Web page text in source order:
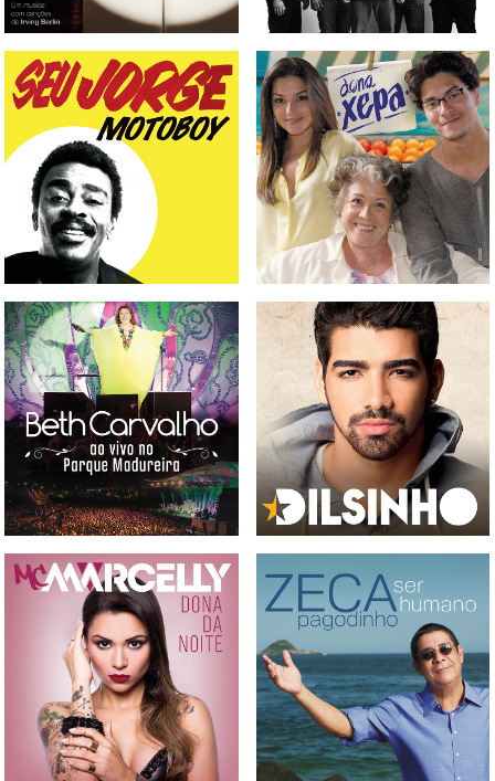
CD PROMO SEU JORGE -
MOTOBOY
CD TRILHA SONORA DA
NOVELA DONA XEPA
CD E DVD BETH CARVALHO
- AO VIVO NO PARQUE
MADUREIRA
CD DILSINHO
CD MC MARCELLY - DONA
DA NOITE
CD ZECA PAGODINHO - SER
HUMANOS